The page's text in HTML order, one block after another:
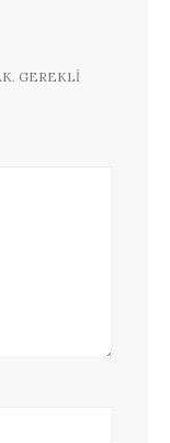
GEREKLI